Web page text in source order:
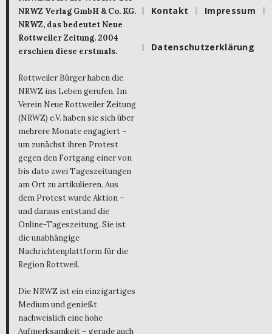
NRWZ Verlag GmbH & Co. KG.
NRWZ, das bedeutet Neue
Rottweiler Zeitung. 2004
erschien diese erstmals.
Rottweiler Bürger haben die
NRWZ ins Leben gerufen. Im
Verein Neue Rottweiler Zeitung
(NRWZ) e.V. haben sie sich über
mehrere Monate engagiert –
um zunächst ihren Protest
gegen den Fortgang einer von
bis dato zwei Tageszeitungen
am Ort zu artikulieren. Aus
dem Protest wurde Aktion –
und daraus entstand die
Online-Tageszeitung. Sie ist
die unabhängige
Nachrichtenplattform für die
Region Rottweil.
Die NRWZ ist ein einzigartiges
Medium und genießt
nachweislich eine hohe
Aufmerksamkeit – gerade auch
Kontakt Impressum
Datenschutzerklärung